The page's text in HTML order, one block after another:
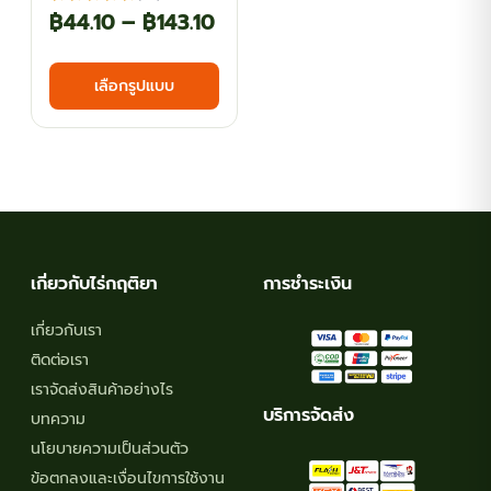
฿44.10 – ฿143.10Price
range:
through
เลือกรูปแบบ
This
has
The
product
เกี่ยวกับไร่กฤติยา
เกี่ยวกับเรา
ติดต่อเรา
เราจัดส่งสินค้าอย่างไร
บทความ
นโยบายความเป็นส่วนตัว
ข้อตกลงและเงื่อนไขการใช้งาน
การชำระเงิน
บริการจัดส่ง